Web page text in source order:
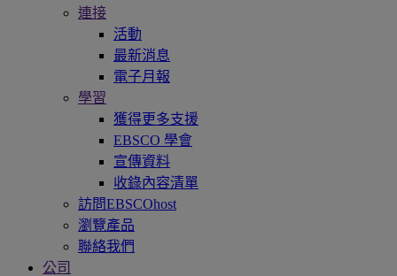
連接
活動
最新消息
電子月報
學習
獲得更多支援
EBSCO 學會
宣傳資料
收錄內容清單
訪問EBSCOhost
瀏覽產品
聯絡我們
公司